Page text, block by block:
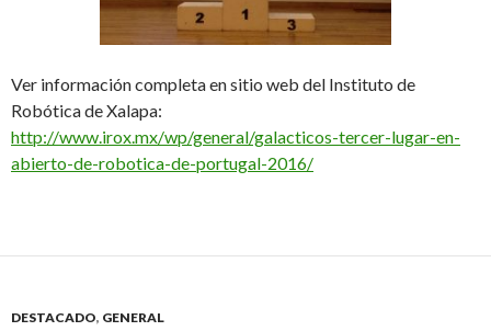
Ver información completa en sitio web del Instituto de
Robótica de Xalapa:
http://www.irox.mx/wp/general/galacticos-tercer-lugar-en-
abierto-de-robotica-de-portugal-2016/
DESTACADO, GENERAL